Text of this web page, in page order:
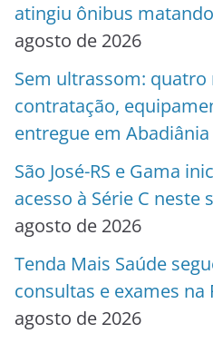
atingiu ônibus
agosto de 2026
Sem ultrassom: quatro
contratação,
entregue em Abadiânia
São José-RS e Gama
acesso à Série C neste
agosto de 2026
Tenda Mais Saúde
consultas e exames na
agosto de 2026